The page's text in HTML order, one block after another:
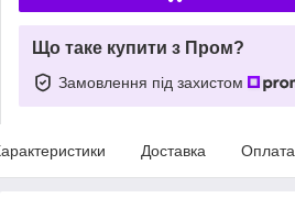
Що таке купити з Пром?
Замовлення під захистом
Доставка Оплата